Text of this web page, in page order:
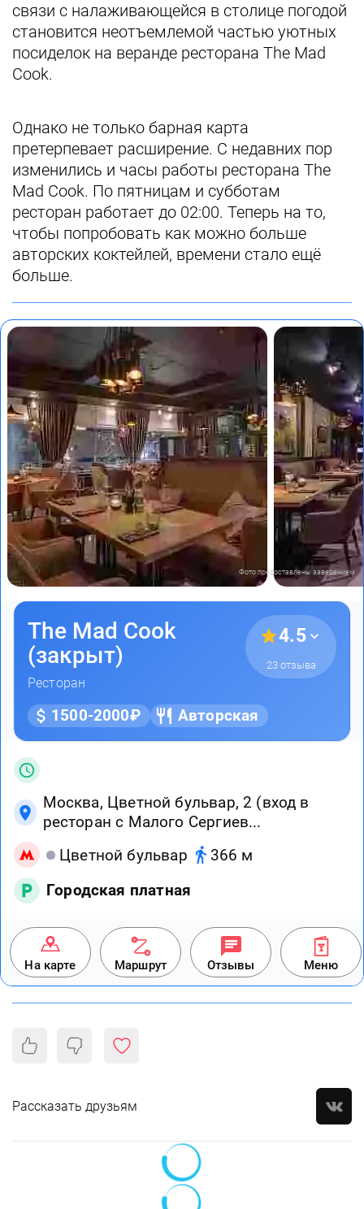
связи с налаживающейся в столице погодой
становится неотъемлемой частью уютных
посиделок на веранде ресторана The Mad
Cook.
Однако не только барная карта
претерпевает расширение. С недавних пор
изменились и часы работы ресторана The
Mad Cook. По пятницам и субботам
ресторан работает до 02:00. Теперь на то,
чтобы попробовать как можно больше
авторских коктейлей, времени стало ещё
больше.
Фото предоставлены заведением
The Mad Cook
(закрыт)
Ресторан
4.5
23 отзыва
1500-2000₽ Авторская
Москва, Цветной бульвар, 2 (вход в
ресторан с Малого Сергиев...
Цветной бульвар
366 м
Городская платная
На карте Маршрут Отзывы Меню
Рассказать друзьям